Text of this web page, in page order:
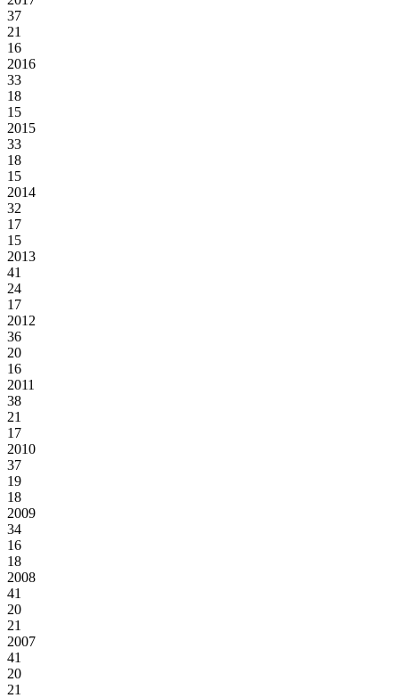
37
21
16
2016
33
18
15
2015
33
18
15
2014
32
17
15
2013
41
24
17
2012
36
20
16
2011
38
21
17
2010
37
19
18
2009
34
16
18
2008
41
20
21
2007
41
20
21